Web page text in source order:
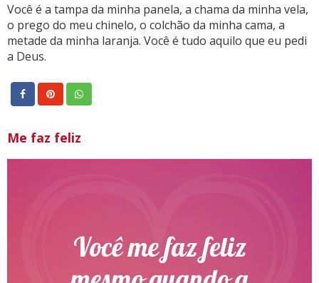
Você é a tampa da minha panela, a chama da minha vela,
o prego do meu chinelo, o colchão da minha cama, a
metade da minha laranja. Você é tudo aquilo que eu pedi
a Deus.
Me faz feliz